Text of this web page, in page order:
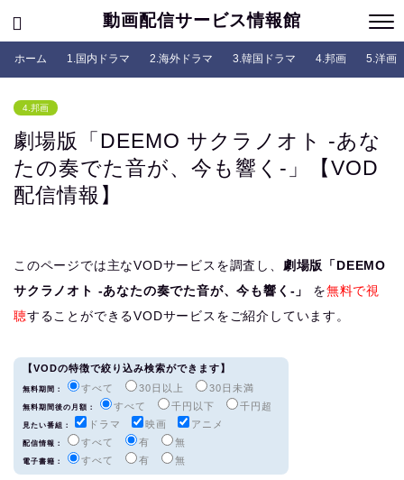
動画配信サービス情報館
ホーム 1.国内ドラマ 2.海外ドラマ 3.韓国ドラマ 4.邦画 5.洋画
4.邦画
劇場版「DEEMO サクラノオト -あな
たの奏でた音が、今も響く-」【VOD
配信情報】
このページでは主なVODサービスを調査し、 劇場版「DEEMO
サクラノオト -あなたの奏でた音が、今も響く-」
を無料で視
聴することができるVODサービスをご紹介しています。
【VODの特徴で絞り込み検索ができます】
無料期間： すべて 30日以上 30日未満
無料期間後の月額： すべて 千円以下 千円超
見たい番組： ドラマ 映画 アニメ
配信情報： すべて 有 無
電子書籍： すべて 有 無